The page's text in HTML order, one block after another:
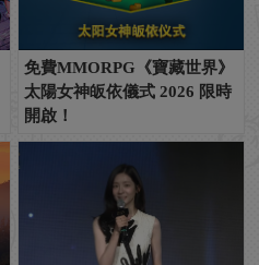
免費MMORPG《寶藏世界》
太陽女神皈依儀式 2026 限時
開啟！